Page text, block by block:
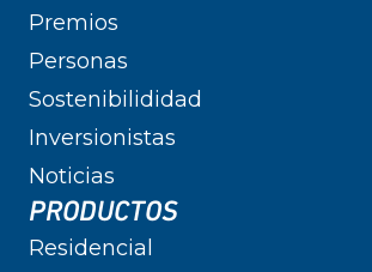
Premios
Personas
Sostenibilididad
Inversionistas
Noticias
PRODUCTOS
Residencial